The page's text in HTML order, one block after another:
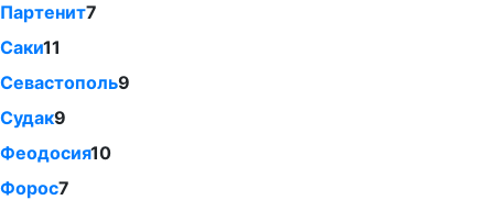
Партенит7
Саки11
Севастополь9
Судак9
Феодосия10
Форос7